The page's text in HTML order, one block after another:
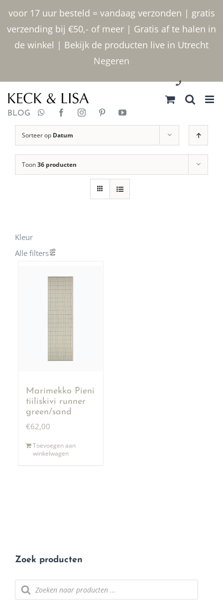
voor 17 uur besteld = vandaag verzonden | gratis
verzending bij €50,- of meer | Gratis af te halen in
de winkel | Bekijk de producten live in Utrecht
Negeren
inhoud
030 2400000
BLOG
Sorteer op Datum
Toon36 producten
Kleur
Alle filters
Marimekko Pieni
tiiliskivi runner
green/sand
€62,00
Toevoegen aan
winkelwagen
Zoek producten
Producten
zoeken